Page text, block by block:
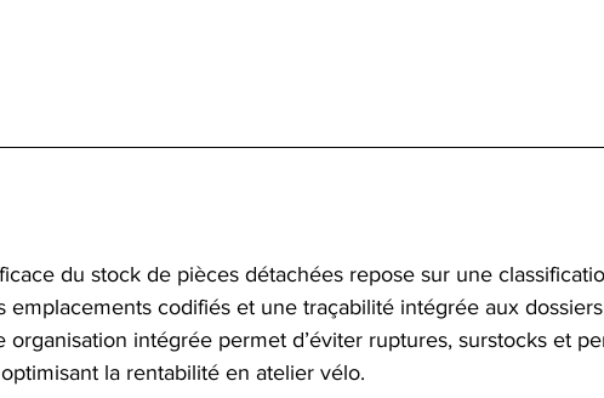
du stock de pièces détachées repose sur une
emplacements codifiés et une traçabilité intégrée aux
organisation intégrée permet d’éviter ruptures, surstocks et
la rentabilité en atelier vélo.